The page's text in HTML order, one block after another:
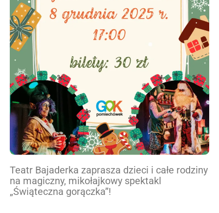
Teatr Bajaderka zaprasza dzieci i całe rodziny
na magiczny, mikołajkowy spektakl
„Świąteczna gorączka”!